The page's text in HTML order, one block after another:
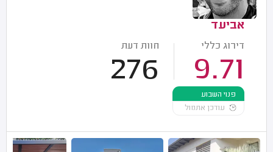
אביעד
דירוג כללי
9.71
חוות דעת
276
פנוי השבוע
עודכן אתמול